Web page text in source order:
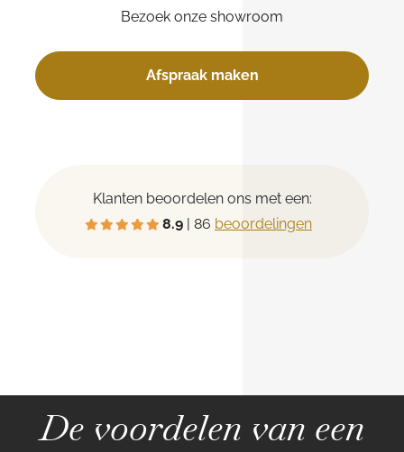
Bezoek onze showroom
Afspraak maken
Klanten beoordelen ons met een:
8.9 | 86 beoordelingen
De voordelen van een